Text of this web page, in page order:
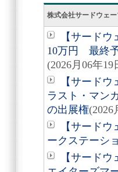
株式会社サードウェ
【サード
10万円 最終
(2026月06年19
【サード
ラスト・マン
の出展権(2026
【サード
ークステーシ
【サード